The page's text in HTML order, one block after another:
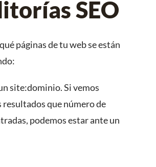
SEO
páginas de tu web se están
site:dominio. Si vemos
resultados que número de
podemos estar ante un